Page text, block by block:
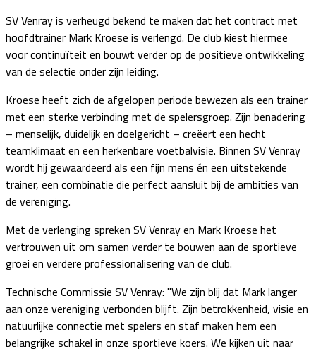
SV Venray is verheugd bekend te maken dat het contract met
hoofdtrainer Mark Kroese is verlengd. De club kiest hiermee
voor continuïteit en bouwt verder op de positieve ontwikkeling
van de selectie onder zijn leiding.
Kroese heeft zich de afgelopen periode bewezen als een trainer
met een sterke verbinding met de spelersgroep. Zijn benadering
– menselijk, duidelijk en doelgericht – creëert een hecht
teamklimaat en een herkenbare voetbalvisie. Binnen SV Venray
wordt hij gewaardeerd als een fijn mens én een uitstekende
trainer, een combinatie die perfect aansluit bij de ambities van
de vereniging.
Met de verlenging spreken SV Venray en Mark Kroese het
vertrouwen uit om samen verder te bouwen aan de sportieve
groei en verdere professionalisering van de club.
Technische Commissie SV Venray: "We zijn blij dat Mark langer
aan onze vereniging verbonden blijft. Zijn betrokkenheid, visie en
natuurlijke connectie met spelers en staf maken hem een
belangrijke schakel in onze sportieve koers. We kijken uit naar